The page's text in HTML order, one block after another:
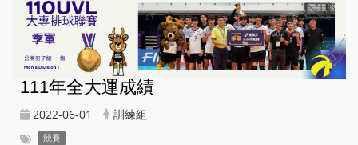
111年全大運成績
2022-06-01 訓練組
競賽